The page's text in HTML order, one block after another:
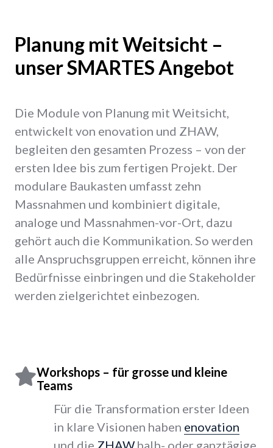
Planung mit Weitsicht –
unser SMARTES Angebot
Die Module von Planung mit Weitsicht,
entwickelt von enovation und ZHAW,
begleiten den gesamten Prozess – von der
ersten Idee bis zum fertigen Projekt. Der
modulare Baukasten umfasst zehn
Massnahmen und kombiniert digitale,
analoge und Massnahmen-vor-Ort, dazu
gehört auch die Kommunikation. So werden
alle Anspruchsgruppen erreicht, können ihre
Bedürfnisse einbringen und die Stakeholder
werden zielgerichtet einbezogen.
Workshops – für grosse und kleine
Teams
Für die Transformation erster Ideen
in klare Visionen haben enovation
und die ZHAW halb- oder ganztägige